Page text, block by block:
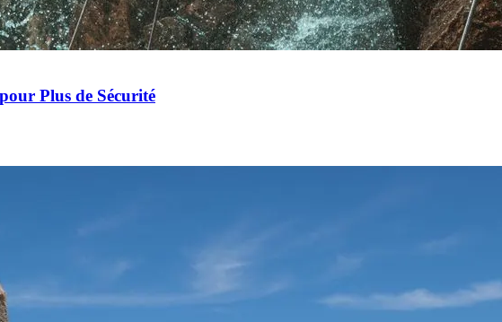
Plus de Sécurité